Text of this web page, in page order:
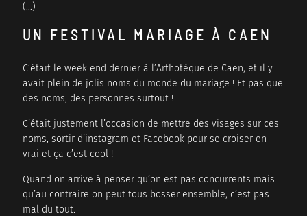
(…)
UN FESTIVAL MARIAGE À CAEN
C’était le week end dernier à l’Arthotèque de Caen, et il y
avait plein de jolis noms du monde du mariage ! Et pas que
des noms, des personnes surtout !
C’était justement l’occasion de mettre des visages sur ces
noms, sortir d’instagram et Facebook pour se croiser en
vrai et ça c’est cool !
Quand on arrive à penser qu’on est pas concurrents mais
qu’au contraire on peut tous bosser ensemble, c’est pas
mal du tout.